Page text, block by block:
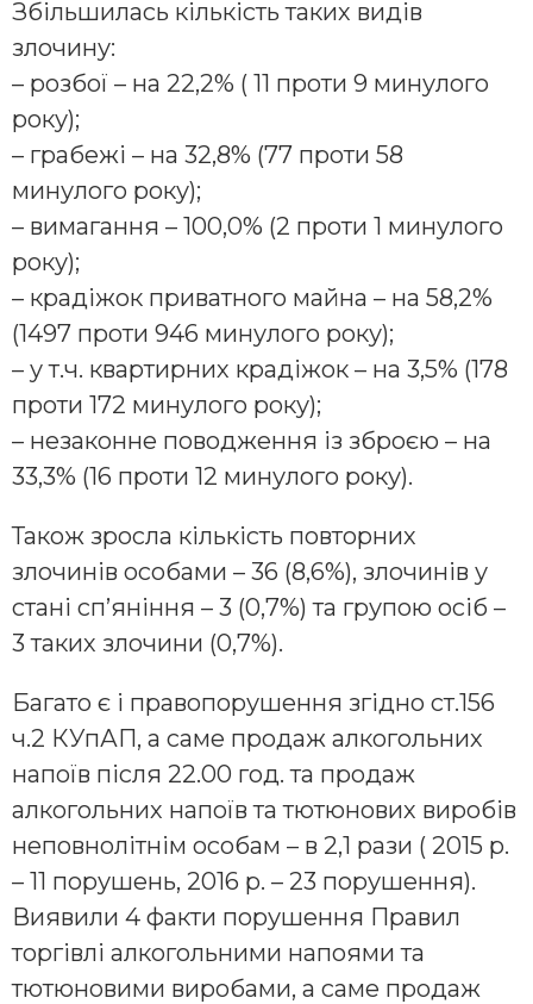
Збільшилась кількість таких видів
злочину:
– розбої – на 22,2% ( 11 проти 9 минулого
року);
– грабежі – на 32,8% (77 проти 58
минулого року);
– вимагання – 100,0% (2 проти 1 минулого
року);
– крадіжок приватного майна – на 58,2%
(1497 проти 946 минулого року);
– у т.ч. квартирних крадіжок – на 3,5% (178
проти 172 минулого року);
– незаконне поводження із зброєю – на
33,3% (16 проти 12 минулого року).
Також зросла кількість повторних
злочинів особами – 36 (8,6%), злочинів у
стані сп’яніння – 3 (0,7%) та групою осіб –
3 таких злочини (0,7%).
Багато є і правопорушення згідно ст.156
ч.2 КУпАП, а саме продаж алкогольних
напоїв після 22.00 год. та продаж
алкогольних напоїв та тютюнових виробів
неповнолітнім особам – в 2,1 рази ( 2015 р.
– 11 порушень, 2016 р. – 23 порушення).
Виявили 4 факти порушення Правил
торгівлі алкогольними напоями та
тютюновими виробами, а саме продаж